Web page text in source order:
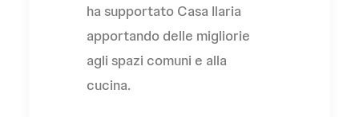
ha supportato Casa Ilaria
apportando delle migliorie
agli spazi comuni e alla
cucina.